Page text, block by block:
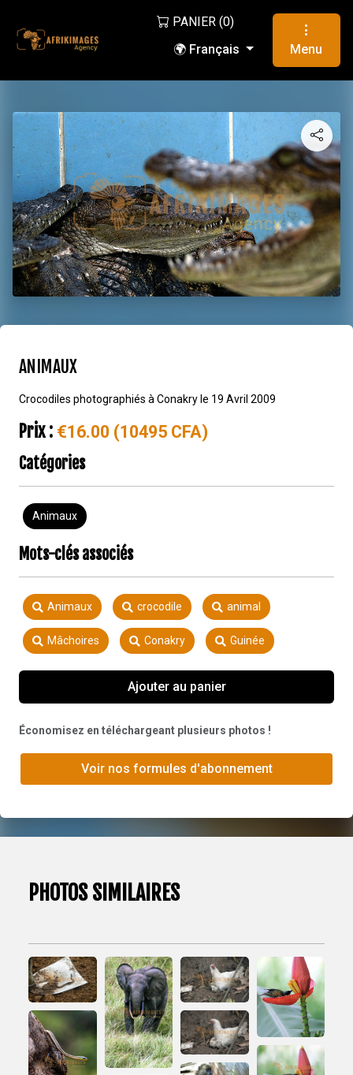
PANIER (0)
🌍 Français
Menu
ANIMAUX
Crocodiles photographiés à Conakry le 19 Avril 2009
Prix : €16.00 (10495 CFA)
Catégories
Animaux
Mots-clés associés
Animaux crocodile animal
Mâchoires Conakry Guinée
Ajouter au panier
Économisez en téléchargeant plusieurs photos !
Voir nos formules d'abonnement
PHOTOS SIMILAIRES